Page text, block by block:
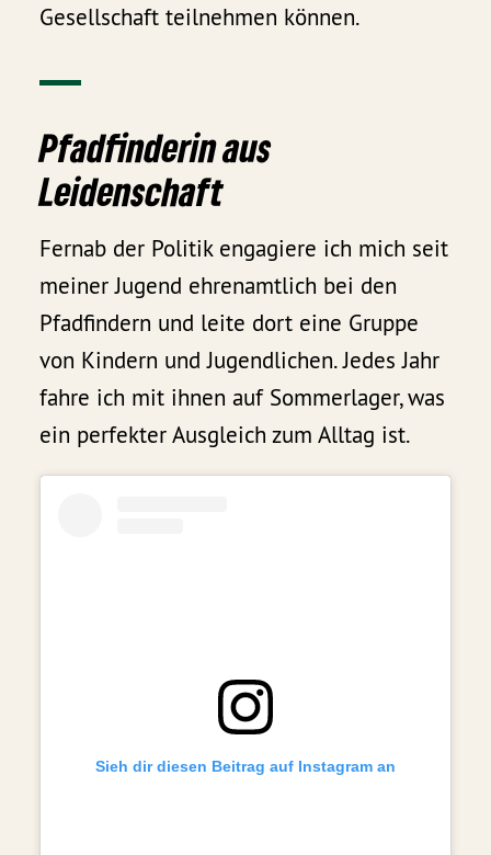
Gesellschaft teilnehmen können.
Pfadfinderin aus
Leidenschaft
Fernab der Politik engagiere ich mich seit
meiner Jugend ehrenamtlich bei den
Pfadfindern und leite dort eine Gruppe
von Kindern und Jugendlichen. Jedes Jahr
fahre ich mit ihnen auf Sommerlager, was
ein perfekter Ausgleich zum Alltag ist.
Sieh dir diesen Beitrag auf Instagram an